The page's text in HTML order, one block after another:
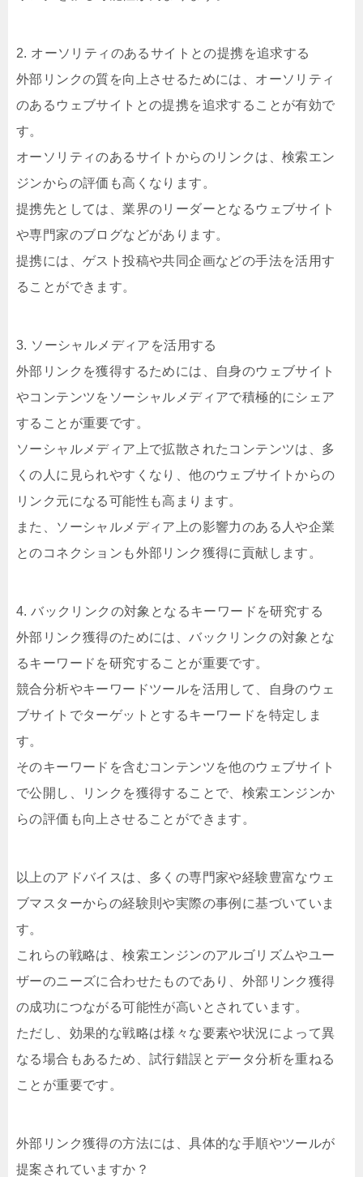
2. オーソリティのあるサイトとの提携を追求する
外部リンクの質を向上させるためには、オーソリティ
のあるウェブサイトとの提携を追求することが有効で
す。
オーソリティのあるサイトからのリンクは、検索エン
ジンからの評価も高くなります。
提携先としては、業界のリーダーとなるウェブサイト
や専門家のブログなどがあります。
提携には、ゲスト投稿や共同企画などの手法を活用す
ることができます。
3. ソーシャルメディアを活用する
外部リンクを獲得するためには、自身のウェブサイト
やコンテンツをソーシャルメディアで積極的にシェア
することが重要です。
ソーシャルメディア上で拡散されたコンテンツは、多
くの人に見られやすくなり、他のウェブサイトからの
リンク元になる可能性も高まります。
また、ソーシャルメディア上の影響力のある人や企業
とのコネクションも外部リンク獲得に貢献します。
4. バックリンクの対象となるキーワードを研究する
外部リンク獲得のためには、バックリンクの対象とな
るキーワードを研究することが重要です。
競合分析やキーワードツールを活用して、自身のウェ
ブサイトでターゲットとするキーワードを特定しま
す。
そのキーワードを含むコンテンツを他のウェブサイト
で公開し、リンクを獲得することで、検索エンジンか
らの評価も向上させることができます。
以上のアドバイスは、多くの専門家や経験豊富なウェ
ブマスターからの経験則や実際の事例に基づいていま
す。
これらの戦略は、検索エンジンのアルゴリズムやユー
ザーのニーズに合わせたものであり、外部リンク獲得
の成功につながる可能性が高いとされています。
ただし、効果的な戦略は様々な要素や状況によって異
なる場合もあるため、試行錯誤とデータ分析を重ねる
ことが重要です。
外部リンク獲得の方法には、具体的な手順やツールが
提案されていますか？